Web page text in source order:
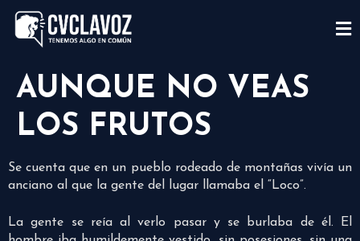
AUNQUE NO VEAS
LOS FRUTOS
Se cuenta que en un pueblo rodeado de montañas vivía un
anciano al que la gente del lugar llamaba el “Loco”.
La gente se reía al verlo pasar y se burlaba de él. El